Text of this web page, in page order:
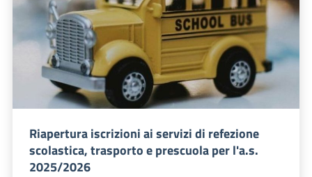
Riapertura iscrizioni ai servizi di refezione
scolastica, trasporto e prescuola per l'a.s.
2025/2026